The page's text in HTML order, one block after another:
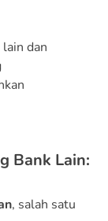
dan
Bank Lain:
, salah satu